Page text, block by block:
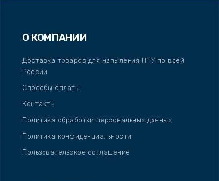
О КОМПАНИИ
Доставка товаров для напыления ППУ по всей
России
Способы оплаты
Контакты
Политика обработки персональных данных
Политика конфиденциальности
Пользовательское соглашение